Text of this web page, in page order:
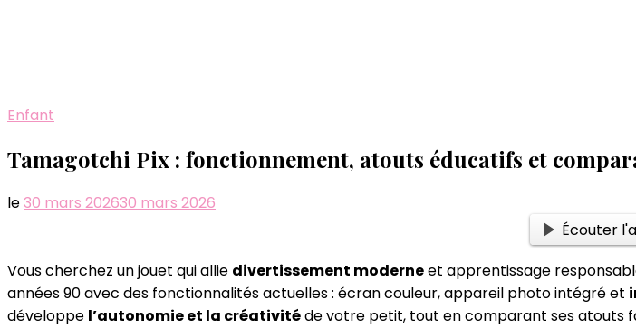
Enfant
Tamagotchi Pix : fonctionnement, atouts éducatifs et
le30 mars 202630 mars 2026
Écouter
Vous cherchez un jouet qui allie divertissement moderneet apprentissage
années 90 avec des fonctionnalités actuelles : écran couleur, appareil photo intégré et
développe l’autonomie et la créativitéde votre petit, tout en comparant ses atouts